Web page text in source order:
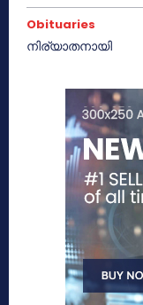
Obituaries
നിര്യാതനായി